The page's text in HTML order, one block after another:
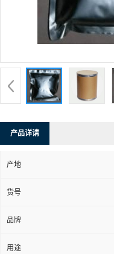
产品详请
产地
货号
品牌
用途